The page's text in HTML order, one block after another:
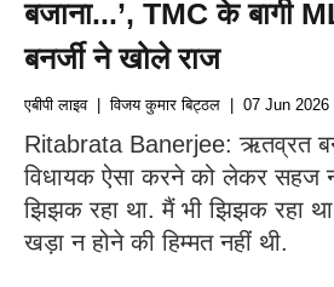
बजाना...’, TMC के बागी
बनर्जी ने खोले राज
एबीपी लाइव| विजय कुमार बिट्ठल | 07 Jun 2026
Ritabrata Banerjee: ऋतव्रत
विधायक ऐसा करने को लेकर सहज
झिझक रहा था. मैं भी झिझक रहा
खड़ा न होने की हिम्मत नहीं थी.